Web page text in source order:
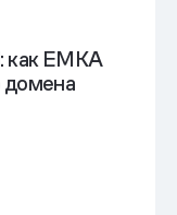
: как EMKA
домена